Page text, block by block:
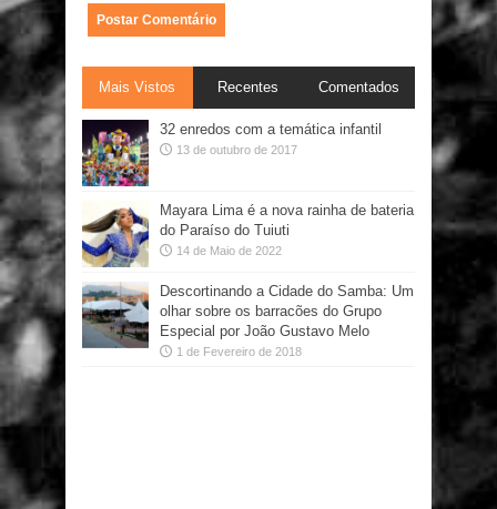
Mais Vistos Recentes Comentados
32 enredos com a temática infantil
13 de outubro de 2017
Mayara Lima é a nova rainha de bateria
do Paraíso do Tuiuti
14 de Maio de 2022
Descortinando a Cidade do Samba: Um
olhar sobre os barracões do Grupo
Especial por João Gustavo Melo
1 de Fevereiro de 2018